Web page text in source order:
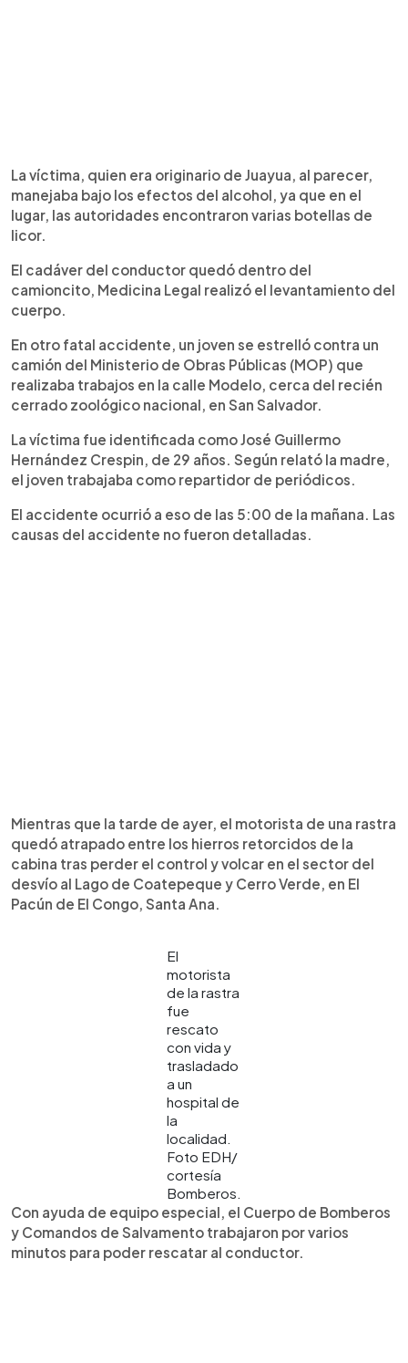
La víctima, quien era originario de Juayua, al parecer,
manejaba bajo los efectos del alcohol, ya que en el
lugar, las autoridades encontraron varias botellas de
licor.
El cadáver del conductor quedó dentro del
camioncito, Medicina Legal realizó el levantamiento del
cuerpo.
En otro fatal accidente, un joven se estrelló contra un
camión del Ministerio de Obras Públicas (MOP) que
realizaba trabajos en la calle Modelo, cerca del recién
cerrado zoológico nacional, en San Salvador.
La víctima fue identificada como José Guillermo
Hernández Crespin, de 29 años. Según relató la madre,
el joven trabajaba como repartidor de periódicos.
El accidente ocurrió a eso de las 5:00 de la mañana. Las
causas del accidente no fueron detalladas.
Mientras que la tarde de ayer, el motorista de una rastra
quedó atrapado entre los hierros retorcidos de la
cabina tras perder el control y volcar en el sector del
desvío al Lago de Coatepeque y Cerro Verde, en El
Pacún de El Congo, Santa Ana.
El
motorista
de la rastra
fue
rescato
con vida y
trasladado
a un
hospital de
la
localidad.
Foto EDH/
cortesía
Bomberos.
Con ayuda de equipo especial, el Cuerpo de Bomberos
y Comandos de Salvamento trabajaron por varios
minutos para poder rescatar al conductor.